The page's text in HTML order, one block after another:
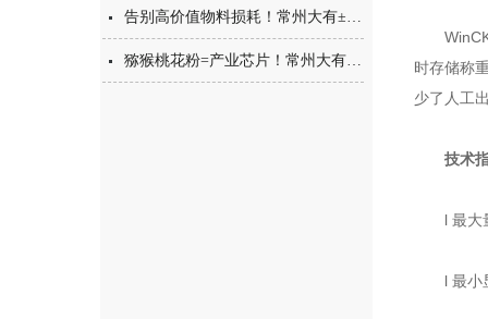
告别高价值物料损耗！常州大有±0.001g西林瓶分装，让每一毫克都物尽其用
猕猴桃花粉=产业芯片！常州大有花粉分装机，守住每一克“植物黄金”的价值
WinCK
时存储称
少了人工
技术指
l 最大
l 最小